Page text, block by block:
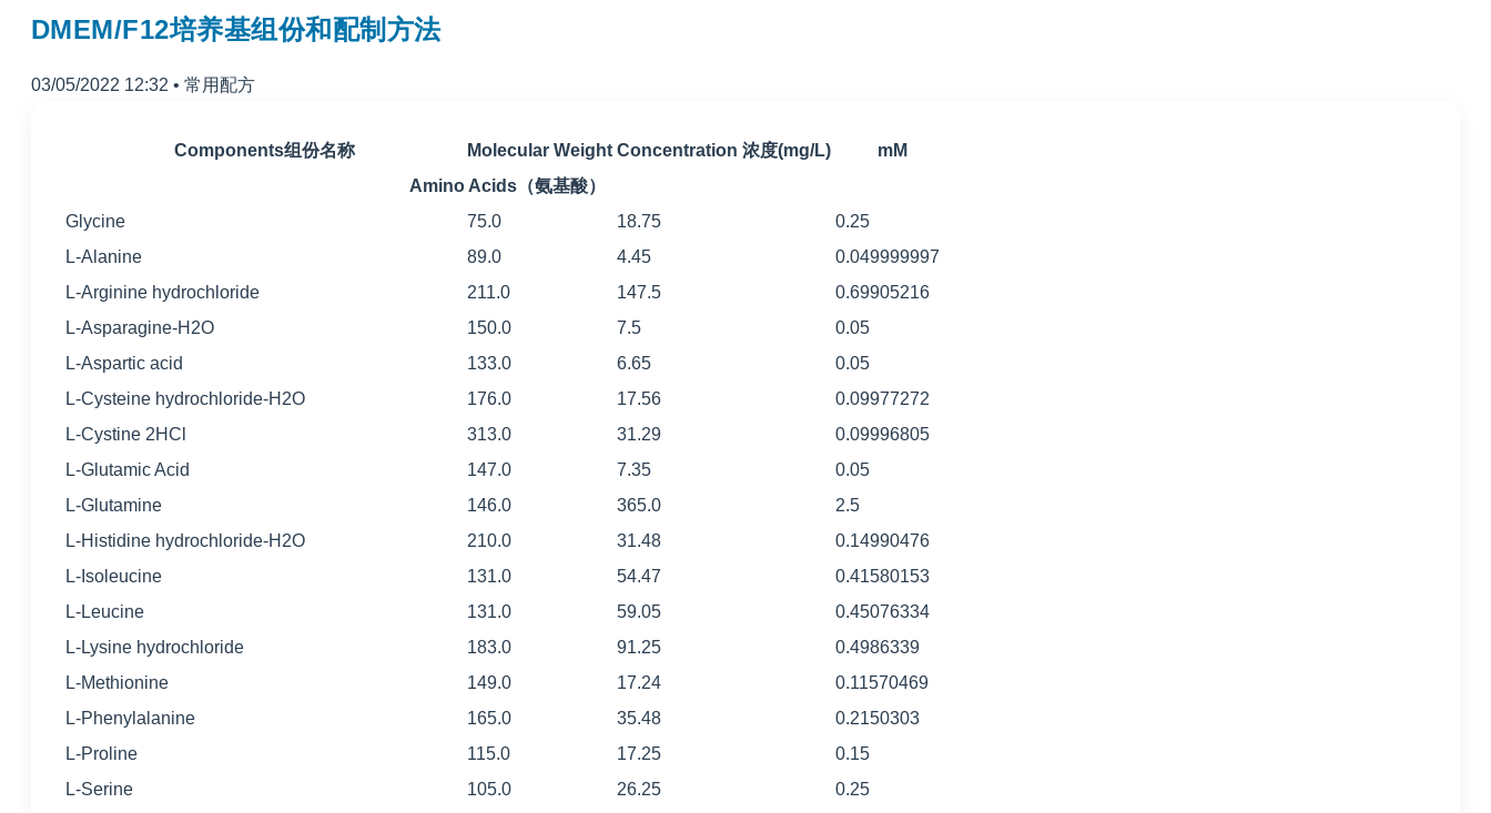
DMEM/F12培养基组份和配制方法
03/05/2022 12:32 • 常用配方
Components组份名称 Molecular Weight Concentration 浓度(mg/L)
mM
Amino Acids（氨基酸）
Glycine
75.0 18.75
0.25
L-Alanine
89.0 4.45
0.049999997
L-Arginine hydrochloride
211.0 147.5
0.69905216
L-Asparagine-H2O
150.0 7.5
0.05
L-Aspartic acid
133.0 6.65
0.05
L-Cysteine hydrochloride-H2O
176.0 17.56
0.09977272
L-Cystine 2HCl
313.0 31.29
0.09996805
L-Glutamic Acid
147.0 7.35
0.05
L-Glutamine
146.0 365.0
2.5
L-Histidine hydrochloride-H2O
210.0 31.48
0.14990476
L-Isoleucine
131.0 54.47
0.41580153
L-Leucine
131.0 59.05
0.45076334
L-Lysine hydrochloride
183.0 91.25
0.4986339
L-Methionine
149.0 17.24
0.11570469
L-Phenylalanine
165.0 35.48
0.2150303
L-Proline
115.0 17.25
0.15
L-Serine
105.0 26.25
0.25